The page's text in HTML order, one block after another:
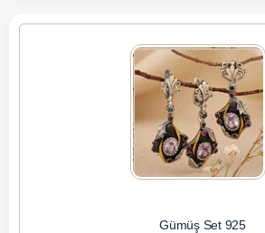
Gümüş Set 925